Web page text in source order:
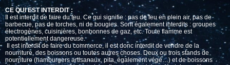
CE QUI EST INTERDIT :
Il est interdit de faire du feu. Ce qui signifie : pas de feu en plein air, pas de
barbecue, pas de torches, ni de bougies. Sont également interdits : groupes
électrogènes, cuisinières, bonbonnes de gaz, etc. Toute flamme est
potentiellement dangereuse.
Il est interdit de faire du commerce, il est donc interdit de vendre de la
nourriture, des boissons ou toutes autres choses. Deux ou trois stands de
nourriture (hamburgers artisanaux, pita, également végé…) et de boissons